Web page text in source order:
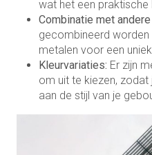
wat het een praktische
Combinatie met
gecombineerd
metalen voor een
Kleurvariaties: Er zijn
om uit te kiezen,
aan de stijl van je